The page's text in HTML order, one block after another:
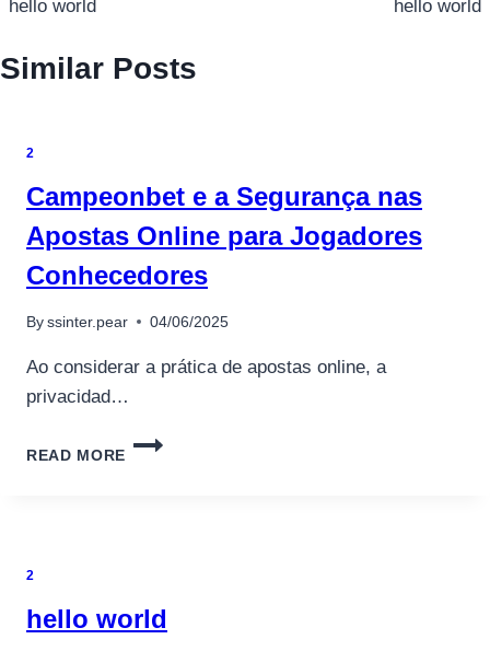
เรื่อง
hello world hello world
Similar Posts
2
Campeonbet e a Segurança nas
Apostas Online para Jogadores
Conhecedores
By ssinter.pear 04/06/2025
Ao considerar a prática de apostas online, a
privacidad…
READ MORE
CAMPEONBET
JOGADORES
2
hello world